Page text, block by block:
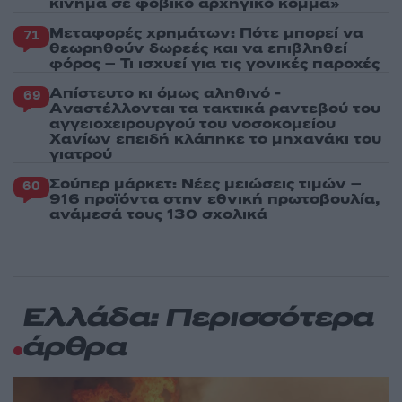
71 Μεταφορές χρημάτων: Πότε μπορεί να
θεωρηθούν δωρεές και να επιβληθεί
φόρος – Τι ισχυεί για τις γονικές παροχές
69 Απίστευτο κι όμως αληθινό -
Aναστέλλονται τα τακτικά ραντεβού του
αγγειοχειρουργού του νοσοκομείου
Χανίων επειδή κλάπηκε το μηχανάκι του
γιατρού
60 Σούπερ μάρκετ: Νέες μειώσεις τιμών –
916 προϊόντα στην εθνική πρωτοβουλία,
ανάμεσά τους 130 σχολικά
Ελλάδα: Περισσότερα
άρθρα